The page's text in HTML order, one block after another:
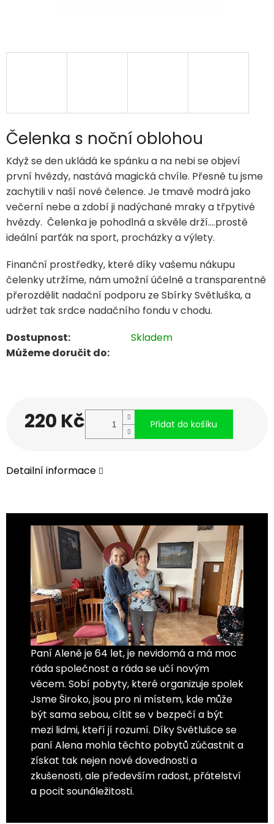
Můžeme doručit do:
Čelenka s noční oblohou
Dostupnost: Skladem
220 Kč Přidat do košíku
Když se den ukládá ke spánku a na nebi se objeví
první hvězdy, nastává magická chvíle. Přesně tu jsme
zachytili v naší nové čelence. Je tmavě modrá jako
večerní nebe a zdobí ji nadýchané mraky a třpytivé
hvězdy. Čelenka je pohodlná a skvěle drží....prostě
ideální parťák na sport, procházky a výlety.
Finanční prostředky, které díky vašemu nákupu
čelenky utržíme, nám umožní účelně a transparentně
přerozdělit nadační podporu ze Sbírky Světluška, a
udržet tak srdce nadačního fondu v chodu.
Detailní informace
Paní Aleně je 64 let, je nevidomá a má moc
ráda společnost a ráda se učí novým
věcem. Sobí pobyty, které organizuje spolek
Jsme Široko, jsou pro ni místem, kde může
být sama sebou, cítit se v bezpečí a být
mezi lidmi, kteří jí rozumí. Díky Světlušce se
paní Alena mohla těchto pobytů zúčastnit a
získat tak nejen nové dovednosti a
zkušenosti, ale především radost, přátelství
a pocit sounáležitosti.